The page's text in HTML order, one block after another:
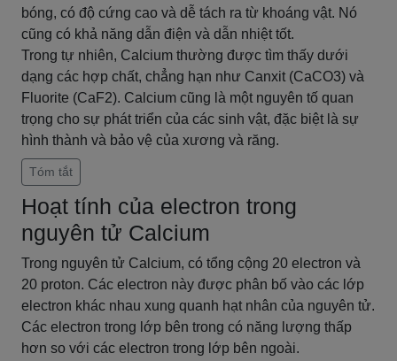
bóng, có độ cứng cao và dễ tách ra từ khoáng vật. Nó
cũng có khả năng dẫn điện và dẫn nhiệt tốt.
Trong tự nhiên, Calcium thường được tìm thấy dưới
dạng các hợp chất, chẳng hạn như Canxit (CaCO3) và
Fluorite (CaF2). Calcium cũng là một nguyên tố quan
trọng cho sự phát triển của các sinh vật, đặc biệt là sự
hình thành và bảo vệ của xương và răng.
Tóm tắt
Hoạt tính của electron trong
nguyên tử Calcium
Trong nguyên tử Calcium, có tổng cộng 20 electron và
20 proton. Các electron này được phân bố vào các lớp
electron khác nhau xung quanh hạt nhân của nguyên tử.
Các electron trong lớp bên trong có năng lượng thấp
hơn so với các electron trong lớp bên ngoài.